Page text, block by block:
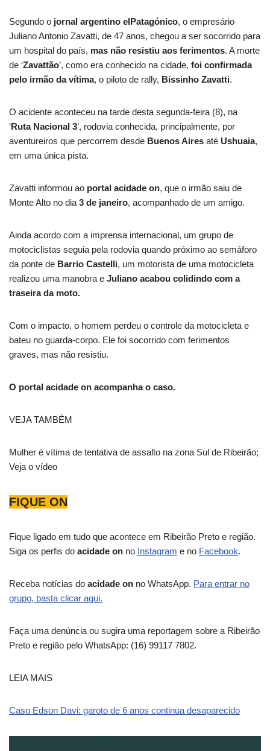
Segundo o jornal argentino elPatagónico, o empresário
Juliano Antonio Zavatti, de 47 anos, chegou a ser socorrido para
um hospital do país, mas não resistiu aos ferimentos. A morte
de ‘Zavattão’, como era conhecido na cidade, foi confirmada
pelo irmão da vítima, o piloto de rally, Bissinho Zavatti.
O acidente aconteceu na tarde desta segunda-feira (8), na
‘Ruta Nacional 3’, rodovia conhecida, principalmente, por
aventureiros que percorrem desde Buenos Aires até Ushuaia,
em uma única pista.
Zavatti informou ao portal acidade on, que o irmão saiu de
Monte Alto no dia 3 de janeiro, acompanhado de um amigo.
Ainda acordo com a imprensa internacional, um grupo de
motociclistas seguia pela rodovia quando próximo ao semáforo
da ponte de Barrio Castelli, um motorista de uma motocicleta
realizou uma manobra e Juliano acabou colidindo com a
traseira da moto.
Com o impacto, o homem perdeu o controle da motocicleta e
bateu no guarda-corpo. Ele foi socorrido com ferimentos
graves, mas não resistiu.
O portal acidade on acompanha o caso.
VEJA TAMBÉM
Mulher é vítima de tentativa de assalto na zona Sul de Ribeirão;
Veja o vídeo
FIQUE ON
Fique ligado em tudo que acontece em Ribeirão Preto e região.
Siga os perfis do acidade on no Instagram e no Facebook.
Receba notícias do acidade on no WhatsApp. Para entrar no
grupo, basta clicar aqui.
Faça uma denúncia ou sugira uma reportagem sobre a Ribeirão
Preto e região pelo WhatsApp: (16) 99117 7802.
LEIA MAIS
Caso Edson Davi: garoto de 6 anos continua desaparecido